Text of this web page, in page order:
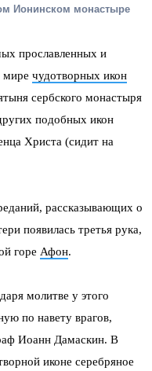
Ионинском монастыре
прославленных и
мире чудотворных икон
сербского монастыря
подобных икон
Христа (сидит на
рассказывающих о
появилась третья рука,
горе Афон.
молитве у этого
по навету врагов,
Иоанн Дамаскин. В
иконе серебряное